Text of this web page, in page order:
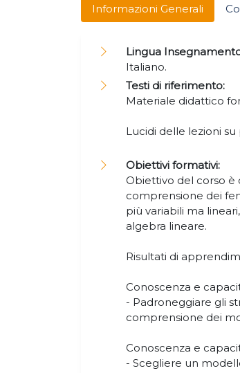
Informazioni Generali
Lingua
Italiano.
Testi di riferimento:
Materiale didattico
Lucidi delle lezioni
Obiettivi formativi:
Obiettivo del corso è
comprensione dei
più variabili ma
algebra lineare.
Risultati di
Conoscenza e
- Padroneggiare gli
comprensione dei
Conoscenza e
- Scegliere un